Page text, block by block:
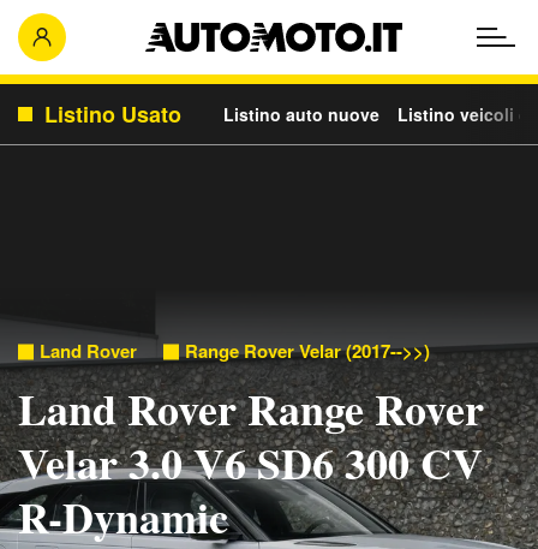
Listino Usato Listino auto nuove Listino veicoli
Land Rover Range Rover Velar (2017-->>)
Land Rover Range Rover
Velar 3.0 V6 SD6 300 CV
R-Dynamic